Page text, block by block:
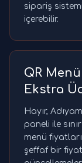
sipariş
içerebilir.
QR
Ekstra
Hayır,
paneli ile
menü
şeffaf bir